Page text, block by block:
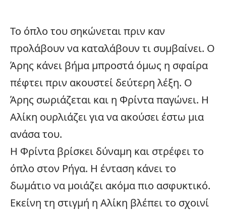
Το όπλο του σηκώνεται πριν καν
προλάβουν να καταλάβουν τι συμβαίνει. Ο
Άρης κάνει βήμα μπροστά όμως η σφαίρα
πέφτει πριν ακουστεί δεύτερη λέξη. Ο
Άρης σωριάζεται και η Φρίντα παγώνει. Η
Αλίκη ουρλιάζει για να ακούσει έστω μια
ανάσα του.
Η Φρίντα βρίσκει δύναμη και στρέφει το
όπλο στον Ρήγα. Η ένταση κάνει το
δωμάτιο να μοιάζει ακόμα πιο ασφυκτικό.
Εκείνη τη στιγμή η Αλίκη βλέπει το σχοινί